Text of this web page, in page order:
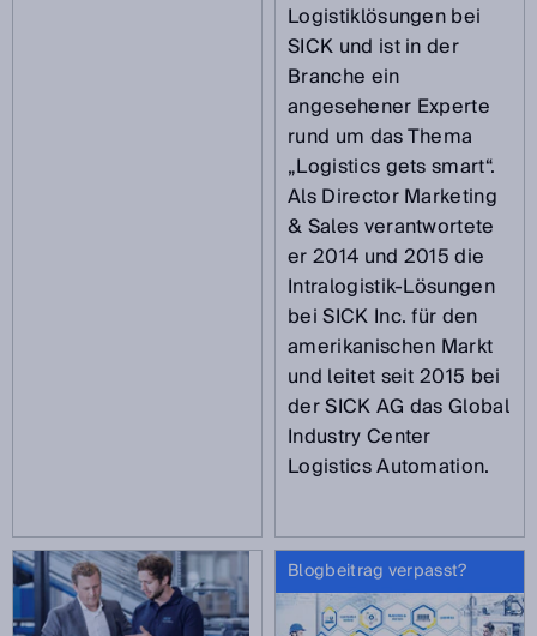
Logistiklösungen bei
SICK und ist in der
Branche ein
angesehener Experte
rund um das Thema
„Logistics gets smart“.
Als Director Marketing
& Sales verantwortete
er 2014 und 2015 die
Intralogistik-Lösungen
bei SICK Inc. für den
amerikanischen Markt
und leitet seit 2015 bei
der SICK AG das Global
Industry Center
Logistics Automation.
Blogbeitrag verpasst?